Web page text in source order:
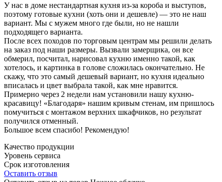
У нас в доме нестандартная кухня из-за короба и выступов,
поэтому готовые кухни (хоть они и дешевле) — это не наш
вариант. Мы с мужем много где были, но не нашли
подходящего варианта.
После всех походов по торговым центрам мы решили делать
на заказ под наши размеры. Вызвали замерщика, он все
обмерил, посчитал, нарисовал кухню именно такой, как
хотелось, и картинка в голове сложилась окончательно. Не
скажу, что это самый дешевый вариант, но кухня идеально
вписалась и цвет выбрала такой, как мне нравится.
Примерно через 2 недели нам установили нашу кухню-
красавицу! «Благодаря» нашим кривым стенам, им пришлось
помучиться с монтажом верхних шкафчиков, но результат
получился отменный.
Большое всем спасибо! Рекомендую!
Качество продукции
Уровень сервиса
Срок изготовления
Оставить отзыв